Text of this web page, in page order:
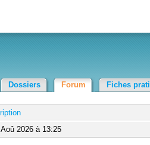
Dossiers Forum Fiches
2026 à 13:25